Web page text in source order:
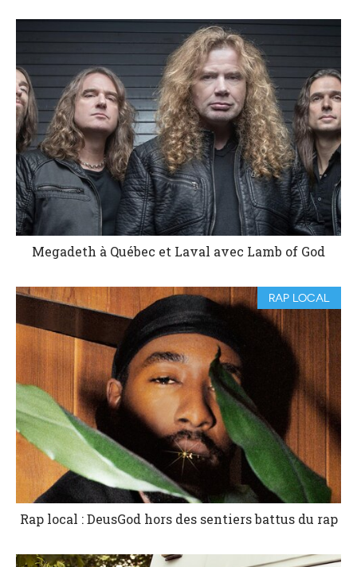
Megadeth à Québec et Laval avec Lamb of God
RAP LOCAL
Rap local : DeusGod hors des sentiers battus du rap